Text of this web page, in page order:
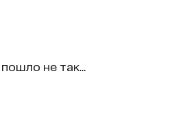
не так...